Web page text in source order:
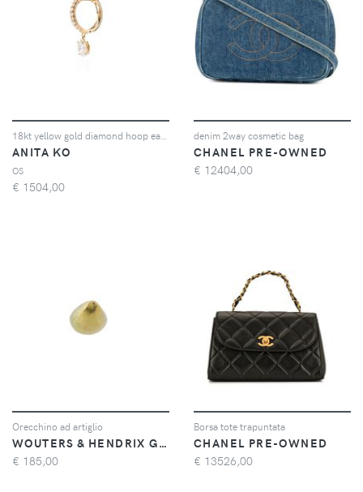
ANITA KO
OS
€ 1504,00
denim 2way cosmetic bag
CHANEL PRE-OWNED
€ 12404,00
Orecchino ad artiglio
WOUTERS & HENDRIX GOLD
€ 185,00
Borsa tote trapuntata
CHANEL PRE-OWNED
€ 13526,00